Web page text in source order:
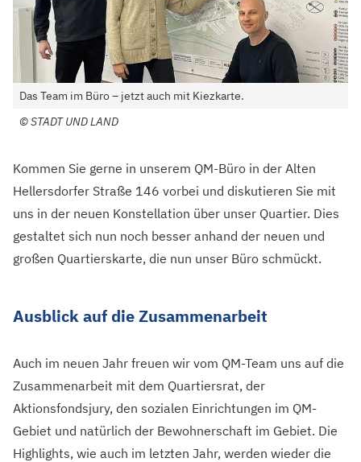
Das Team im Büro – jetzt auch mit Kiezkarte.
©STADT UND LAND
Kommen Sie gerne in unserem QM-Büro in der Alten
Hellersdorfer Straße 146 vorbei und diskutieren Sie mit
uns in der neuen Konstellation über unser Quartier. Dies
gestaltet sich nun noch besser anhand der neuen und
großen Quartierskarte, die nun unser Büro schmückt.
Ausblick auf die Zusammenarbeit
Auch im neuen Jahr freuen wir vom QM-Team uns auf die
Zusammenarbeit mit dem Quartiersrat, der
Aktionsfondsjury, den sozialen Einrichtungen im QM-
Gebiet und natürlich der Bewohnerschaft im Gebiet. Die
Highlights, wie auch im letzten Jahr, werden wieder die